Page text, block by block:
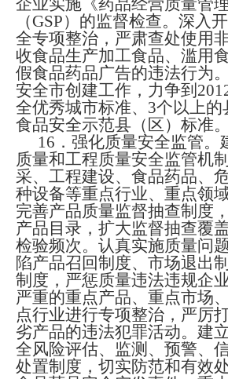
企业实施《药品经营质量管理
（GSP）的监督检查。深入
全专项整治，严肃查处使用
收食品生产加工食品、滥用
假食品药品广告的违法行为
安全市创建工作，力争到
全优秀城市标准、 3个以上的
食品安全示范县（区）标准。
16 ． 强化质量安全监管。
质量和工程质量安全监管机制
采、工程建设、食品药品、
种设备等重点行业、重点领
完善产品质量监督抽查制度
产品目录，扩大监督抽查覆
检验频次。 认真实施质量问
陷产品召回制度、市场退出
制度，严惩质量违法违规企业
严重的重点产品、重点市场
点行业进行专项整治，严厉
劣产品的违法犯罪活动。建
全风险评估、监测、预警、
处置制度，切实防范和有效